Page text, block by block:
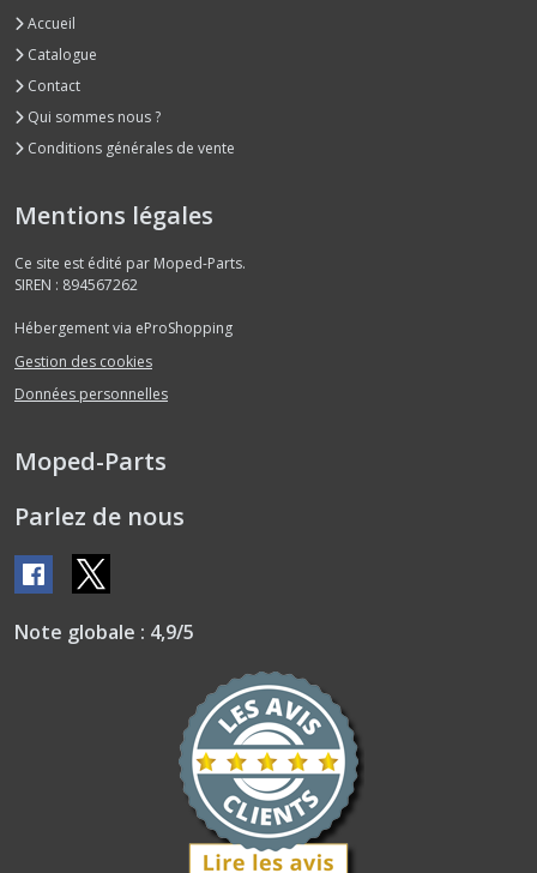
Accueil
Catalogue
Contact
Qui sommes nous ?
Conditions générales de vente
Mentions légales
Ce site est édité par Moped-Parts.
SIREN : 894567262
Hébergement via eProShopping
Gestion des cookies
Données personnelles
Moped-Parts
Parlez de nous
Note globale : 4,9/5